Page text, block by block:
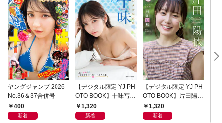
ヤングジャンプ 2026
No.36＆37合併号
400
新着
【デジタル限定 YJ PH
OTO BOOK】十味写真
集「続・『ぽみ』！？
どこでもトレイン・ベ
1,320
新着
【デジタル限定 YJ PH
OTO BOOK】片田陽依
写真集「羽色日和」
1,320
新着
リ」